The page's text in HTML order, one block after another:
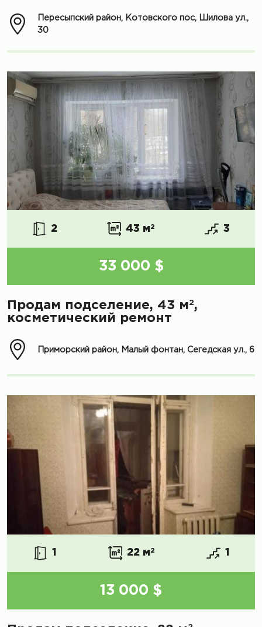
Пересыпский район, Котовского пос, Шилова ул.,
30
2 43 м2 3
33 000 $
Продам подселение, 43 м2,
косметический ремонт
Приморский район, Малый фонтан, Сегедская ул., 6
1 22 м2 1
13 000 $